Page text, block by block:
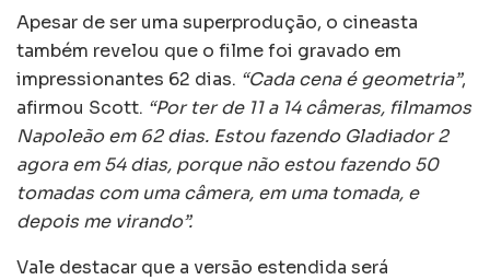
Apesar de ser uma superprodução, o cineasta
também revelou que o filme foi gravado em
impressionantes 62 dias. “Cada cena é geometria”,
afirmou Scott. “Por ter de 11 a 14 câmeras, filmamos
Napoleão em 62 dias. Estou fazendo Gladiador 2
agora em 54 dias, porque não estou fazendo 50
tomadas com uma câmera, em uma tomada, e
depois me virando”.
Vale destacar que a versão estendida será